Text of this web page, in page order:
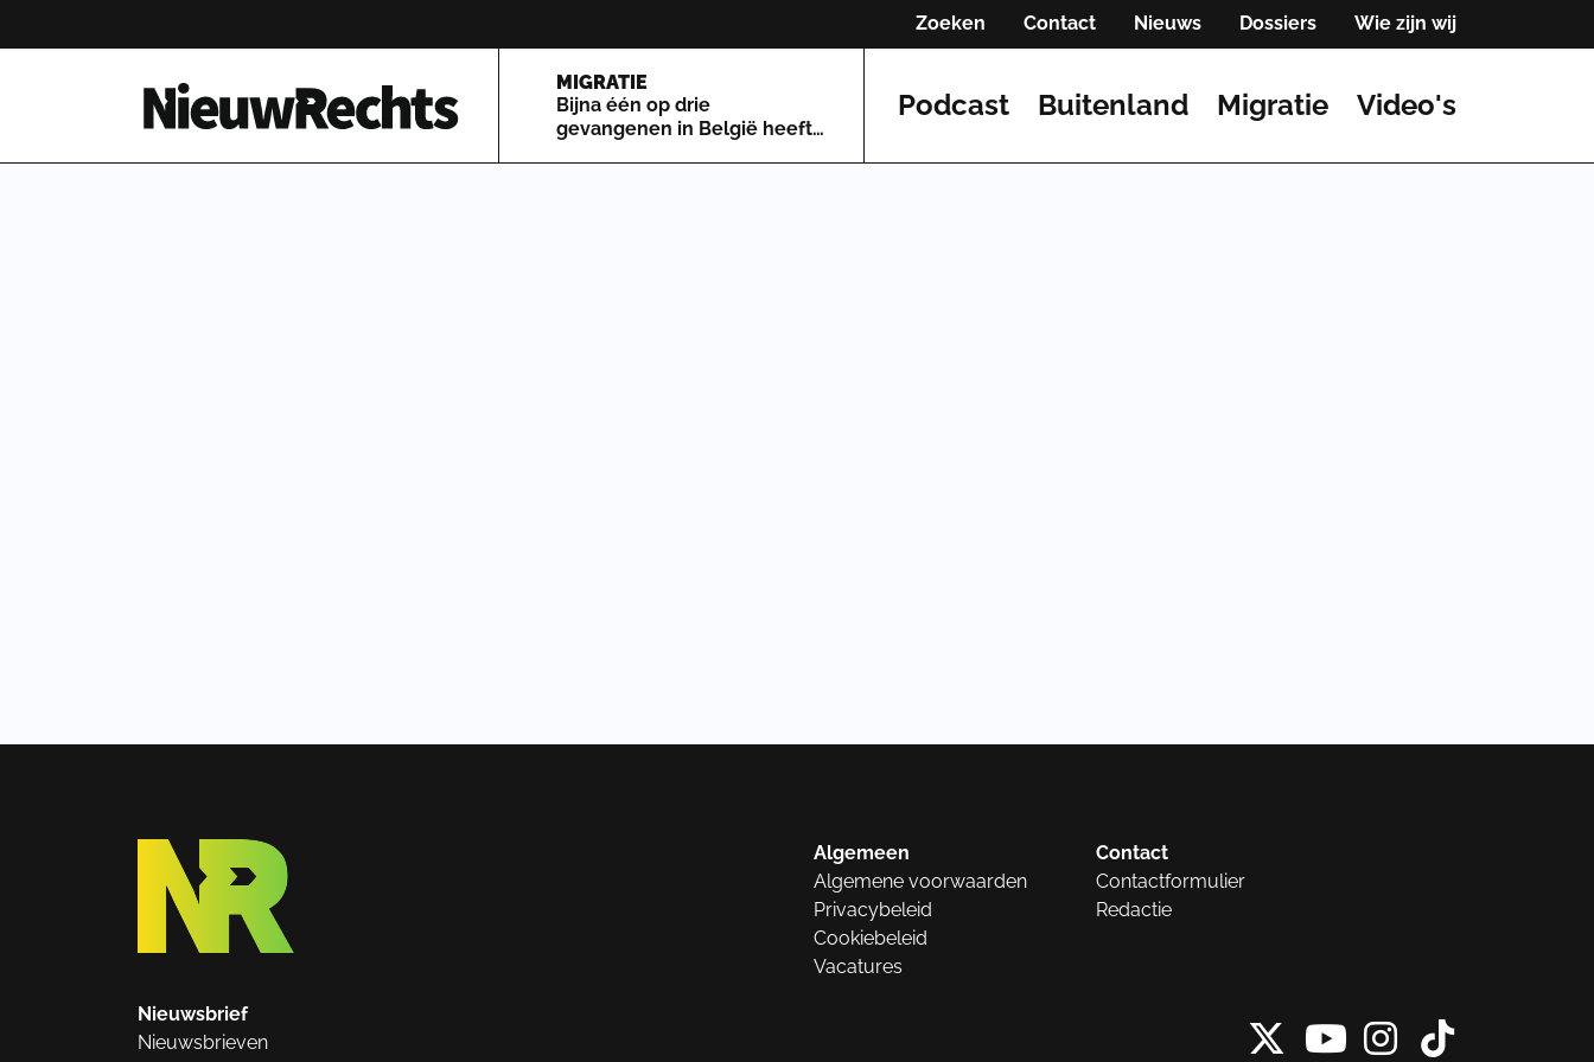
Zoeken Contact Nieuws Dossiers Wie zijn wij
Homepage van NieuwRechts
MIGRATIE
Bijna één op drie
gevangenen in België heeft
Podcast Buitenland Migratie Video's
Algemeen
Algemene voorwaarden
Privacybeleid
Cookiebeleid
Vacatures
Contact
Contactformulier
Redactie
Nieuwsbrief
Nieuwsbrieven
X vanInstagram
Tiktok